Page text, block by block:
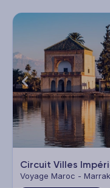
Circuit Villes
Voyage Maroc -